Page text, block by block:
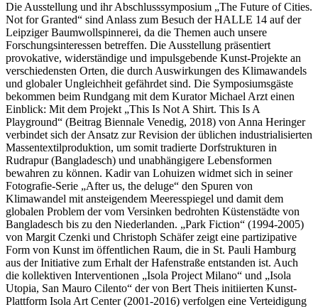
Die Ausstellung und ihr Abschlusssymposium „The Future of Cities.
Not for Granted“ sind Anlass zum Besuch der HALLE 14 auf der
Leipziger Baumwollspinnerei, da die Themen auch unsere
Forschungsinteressen betreffen. Die Ausstellung präsentiert
provokative, widerständige und impulsgebende Kunst-Projekte an
verschiedensten Orten, die durch Auswirkungen des Klimawandels
und globaler Ungleichheit gefährdet sind. Die Symposiumsgäste
bekommen beim Rundgang mit dem Kurator Michael Arzt einen
Einblick: Mit dem Projekt „This Is Not A Shirt. This Is A
Playground“ (Beitrag Biennale Venedig, 2018) von Anna Heringer
verbindet sich der Ansatz zur Revision der üblichen industrialisierten
Massentextilproduktion, um somit tradierte Dorfstrukturen in
Rudrapur (Bangladesch) und unabhängigere Lebensformen
bewahren zu können. Kadir van Lohuizen widmet sich in seiner
Fotografie-Serie „After us, the deluge“ den Spuren von
Klimawandel mit ansteigendem Meeresspiegel und damit dem
globalen Problem der vom Versinken bedrohten Küstenstädte von
Bangladesch bis zu den Niederlanden. „Park Fiction“ (1994-2005)
von Margit Czenki und Christoph Schäfer zeigt eine partizipative
Form von Kunst im öffentlichen Raum, die in St. Pauli Hamburg
aus der Initiative zum Erhalt der Hafenstraße entstanden ist. Auch
die kollektiven Interventionen „Isola Project Milano“ und „Isola
Utopia, San Mauro Cilento“ der von Bert Theis initiierten Kunst-
Plattform Isola Art Center (2001-2016) verfolgen eine Verteidigung